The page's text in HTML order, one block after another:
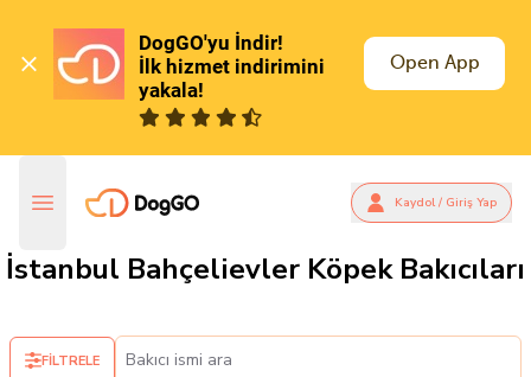
DogGO'yu İndir!
İlk hizmet indirimini
yakala!
Open App
Kaydol / Giriş Yap
İstanbul Bahçelievler Köpek Bakıcıları
FİLTRELE